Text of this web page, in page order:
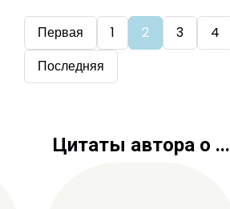
Первая 1 2 3 4
Последняя
Цитаты автора о ...